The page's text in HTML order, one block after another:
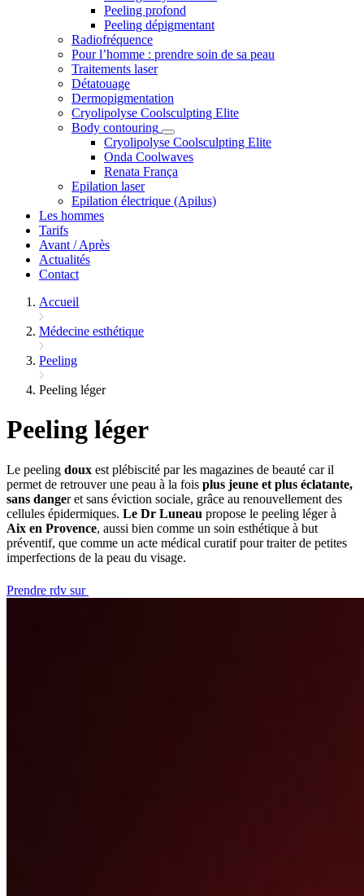
Peeling profond
Peeling dépigmentant
Radiofréquence
Pour l’homme : prendre soin de sa peau
Traitements laser
Détatouage
Dermopigmentation
Cryolipolyse Coolsculpting Elite
Body contouring
Cryolipolyse Coolsculpting Elite
Onda Coolwaves
Renata França
Epilation laser
Epilation électrique (Apilus)
Les hommes
Tarifs
Avant / Après
Actualités
Contact
Accueil
Médecine esthétique
Peeling
Peeling léger
Peeling léger
Le peeling doux est plébiscité par les magazines de beauté car il
permet de retrouver une peau à la fois plus jeune et plus éclatante,
sans danger et sans éviction sociale, grâce au renouvellement des
cellules épidermiques. Le Dr Luneau propose le peeling léger à
Aix en Provence, aussi bien comme un soin esthétique à but
préventif, que comme un acte médical curatif pour traiter de petites
imperfections de la peau du visage.
Prendre rdv sur